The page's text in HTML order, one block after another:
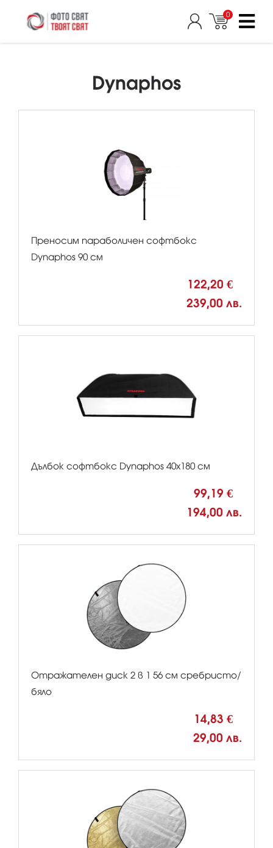
0
Dynaphos
Преносим параболичен софтбокс
Dynaphos 90 см
122,20 €
239,00 лв.
Дълбок софтбокс Dynaphos 40х180 см
99,19 €
194,00 лв.
Отражателен диск 2 в 1 56 см сребристо/
бяло
14,83 €
29,00 лв.